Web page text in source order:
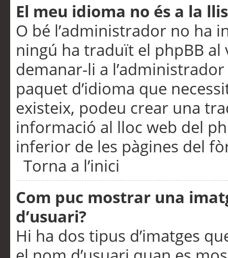
El meu idioma no és a la
O bé l’administrador no ha
ningú ha traduït el phpBB
demanar-li a
paquet d’idioma que
existeix, podeu crear una
informació al lloc web del
inferior de les pàgines del
Torna a l’inici
Com puc mostrar una
d’usuari?
Hi ha dos tipus d’imatges